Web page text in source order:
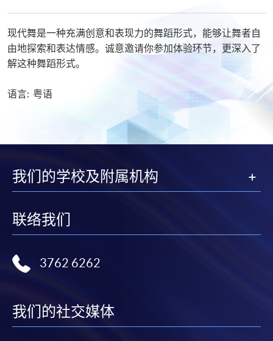
现代舞是一种充满创意和表现力的舞蹈形式，能够让舞者自
由地探索和表达情感。诚意邀请你参加体验环节，更深入了
解这种舞蹈形式。
语言: 粤语
我们的学校及附属机构
联络我们
3762 6262
我们的社交媒体